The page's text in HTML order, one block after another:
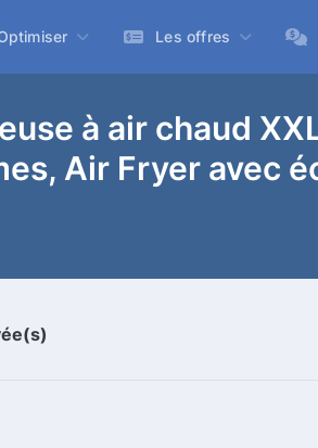
Les offres
à air chaud
Air Fryer avec